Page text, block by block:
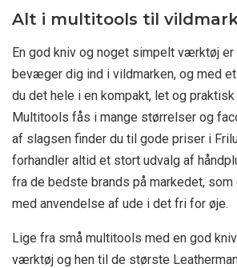
Alt i multitools til
En god kniv og noget simpelt værktøj er
bevæger dig ind i vildmarken, og med
du det hele i en kompakt, let og praktisk
Multitools fås i mange størrelser og
af slagsen finder du til gode priser i
forhandler altid et stort udvalg af
fra de bedste brands på markedet,
med anvendelse af ude i det fri for øje.
Lige fra små multitools med en god
værktøj og hen til de største